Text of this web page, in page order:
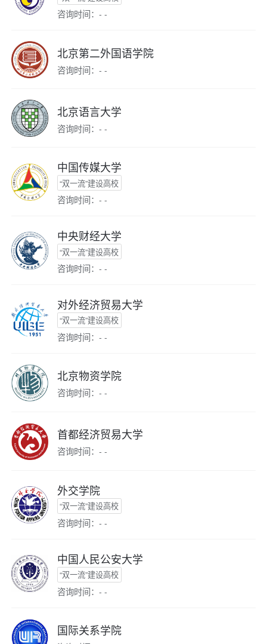
咨询时间：- -
北京第二外国语学院
咨询时间：- -
北京语言大学
咨询时间：- -
中国传媒大学
“双一流”建设高校
咨询时间：- -
中央财经大学
“双一流”建设高校
咨询时间：- -
对外经济贸易大学
“双一流”建设高校
咨询时间：- -
北京物资学院
咨询时间：- -
首都经济贸易大学
咨询时间：- -
外交学院
“双一流”建设高校
咨询时间：- -
中国人民公安大学
“双一流”建设高校
咨询时间：- -
国际关系学院